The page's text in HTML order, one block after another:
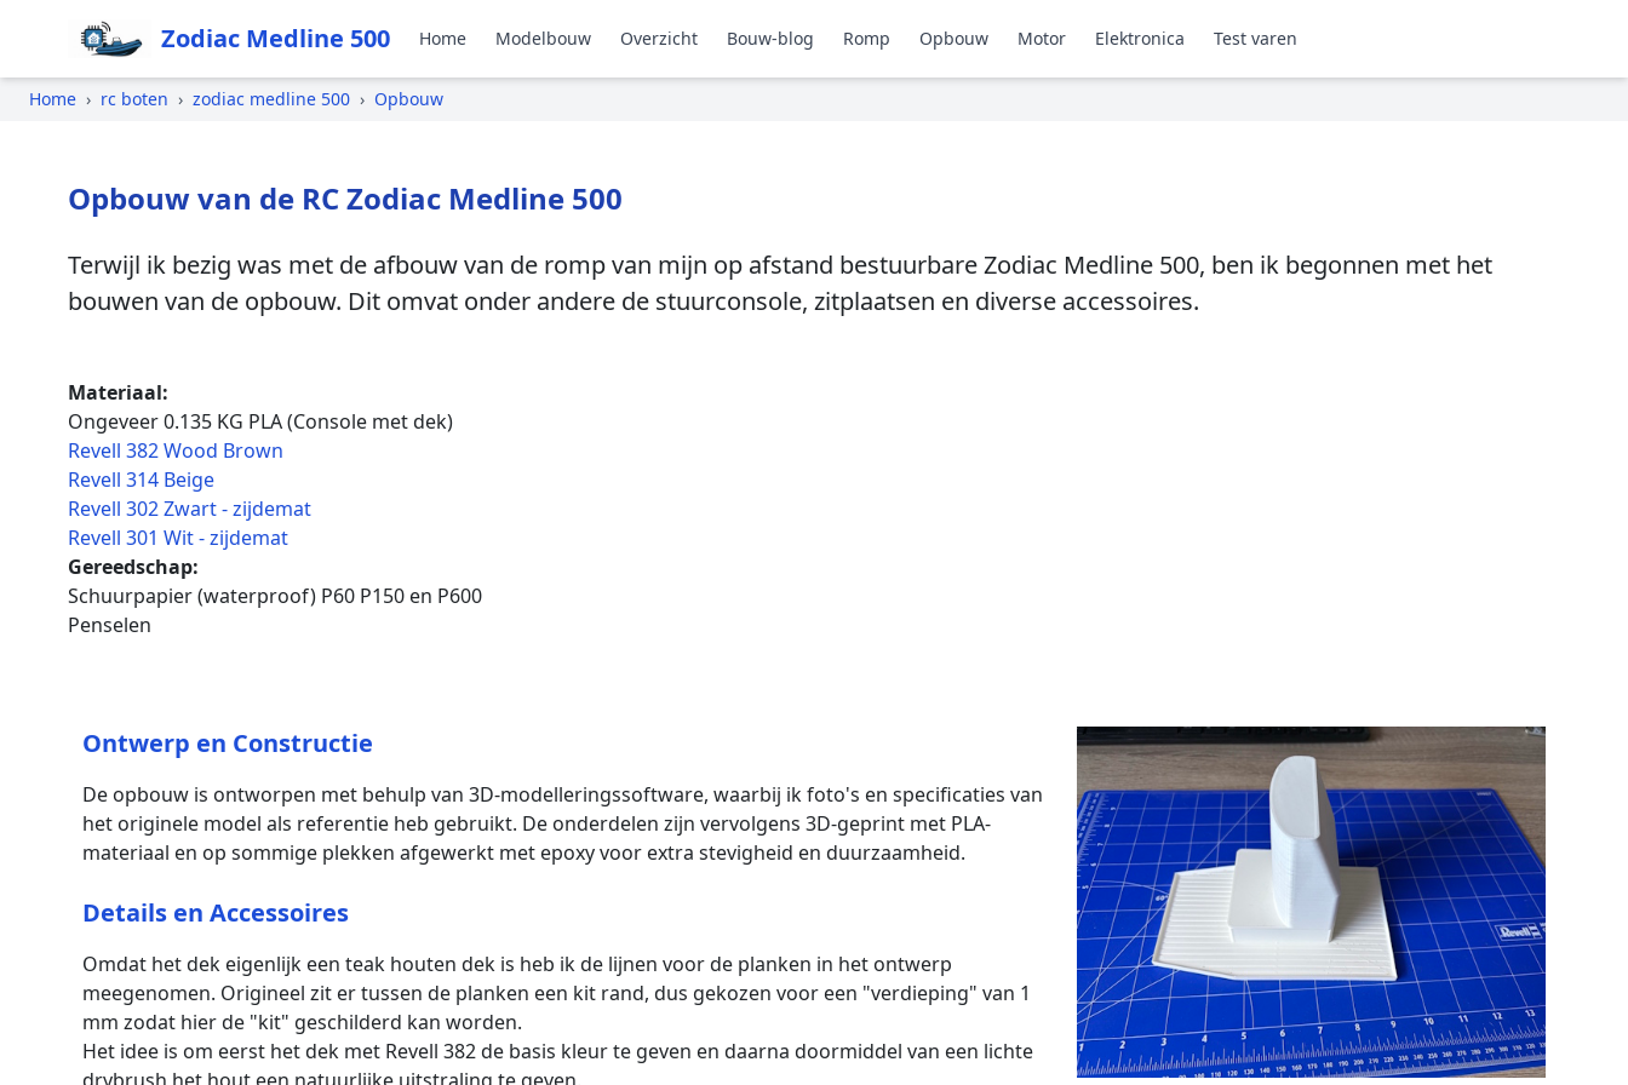
Zodiac Medline 500 Home Modelbouw Overzicht Bouw-blog Romp Opbouw Motor Elektronica Test varen
Home › rc boten › zodiac medline 500 › Opbouw
Opbouw van de RC Zodiac Medline 500
Terwijl ik bezig was met de afbouw van de romp van mijn op afstand bestuurbare Zodiac Medline 500, ben ik begonnen met het
bouwen van de opbouw. Dit omvat onder andere de stuurconsole, zitplaatsen en diverse accessoires.
Materiaal:
Ongeveer 0.135 KG PLA (Console met dek)
Revell 382 Wood Brown
Revell 314 Beige
Revell 302 Zwart - zijdemat
Revell 301 Wit - zijdemat
Gereedschap:
Schuurpapier (waterproof) P60 P150 en P600
Penselen
Ontwerp en Constructie
De opbouw is ontworpen met behulp van 3D-modelleringssoftware, waarbij ik foto's en specificaties van
het originele model als referentie heb gebruikt. De onderdelen zijn vervolgens 3D-geprint met PLA-
materiaal en op sommige plekken afgewerkt met epoxy voor extra stevigheid en duurzaamheid.
Details en Accessoires
Omdat het dek eigenlijk een teak houten dek is heb ik de lijnen voor de planken in het ontwerp
meegenomen. Origineel zit er tussen de planken een kit rand, dus gekozen voor een "verdieping" van 1
mm zodat hier de "kit" geschilderd kan worden.
Het idee is om eerst het dek met Revell 382 de basis kleur te geven en daarna doormiddel van een lichte